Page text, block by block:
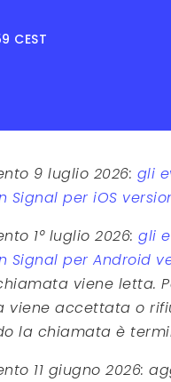
CEST
9 luglio 2026: gli
Signal per iOS
1° luglio 2026: gli
Signal per Android
viene letta.
viene accettata o
la chiamata è
11 giugno 2026: